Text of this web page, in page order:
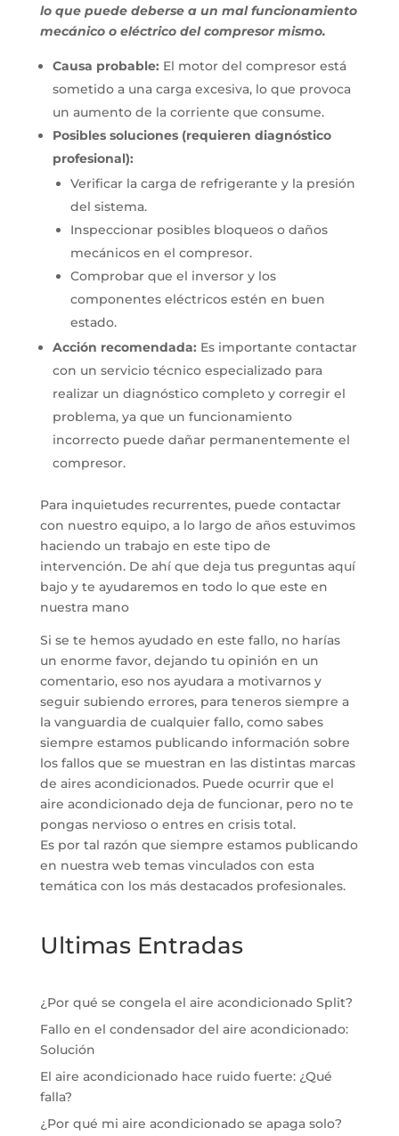
lo que puede deberse a un mal funcionamiento
mecánico o eléctrico del compresor mismo.
Causa probable: El motor del compresor está
sometido a una carga excesiva, lo que provoca
un aumento de la corriente que consume.
Posibles soluciones (requieren diagnóstico
profesional):
Verificar la carga de refrigerante y la presión
del sistema.
Inspeccionar posibles bloqueos o daños
mecánicos en el compresor.
Comprobar que el inversor y los
componentes eléctricos estén en buen
estado.
Acción recomendada: Es importante contactar
con un servicio técnico especializado para
realizar un diagnóstico completo y corregir el
problema, ya que un funcionamiento
incorrecto puede dañar permanentemente el
compresor.
Para inquietudes recurrentes, puede contactar
con nuestro equipo, a lo largo de años estuvimos
haciendo un trabajo en este tipo de
intervención. De ahí que deja tus preguntas aquí
bajo y te ayudaremos en todo lo que este en
nuestra mano
Si se te hemos ayudado en este fallo, no harías
un enorme favor, dejando tu opinión en un
comentario, eso nos ayudara a motivarnos y
seguir subiendo errores, para teneros siempre a
la vanguardia de cualquier fallo, como sabes
siempre estamos publicando información sobre
los fallos que se muestran en las distintas marcas
de aires acondicionados. Puede ocurrir que el
aire acondicionado deja de funcionar, pero no te
pongas nervioso o entres en crisis total.
Es por tal razón que siempre estamos publicando
en nuestra web temas vinculados con esta
temática con los más destacados profesionales.
Ultimas Entradas
¿Por qué se congela el aire acondicionado Split?
Fallo en el condensador del aire acondicionado:
Solución
El aire acondicionado hace ruido fuerte: ¿Qué
falla?
¿Por qué mi aire acondicionado se apaga solo?